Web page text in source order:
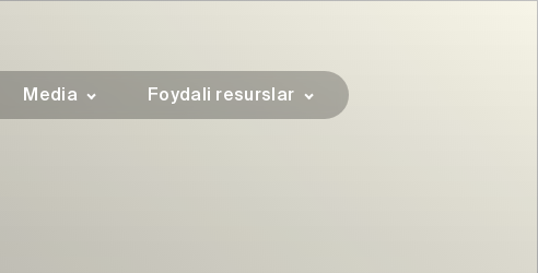
Media Foydali resurslar